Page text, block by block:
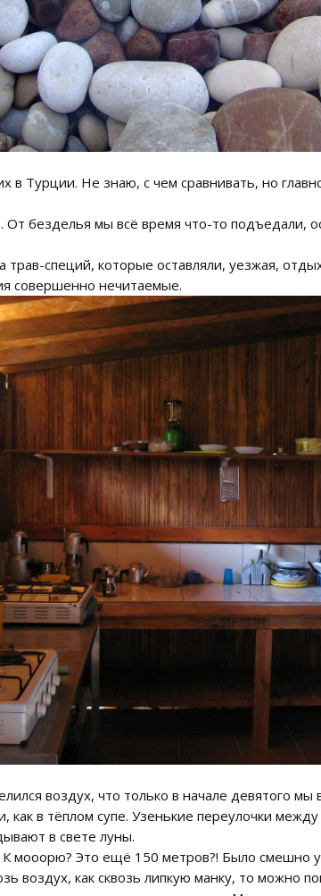
в Турции. Не знаю, с чем сравнивать, но
безделья мы всё время что-то подъедали,
специй, которые оставляли, уезжая,
совершенно нечитаемые.
воздух, что только в начале девятого
в тёплом супе. Узенькие переулочки
в свете луны.
мооорю? Это ещё 150 метров?! Было смешно
воздух, как сквозь липкую манку, то можно